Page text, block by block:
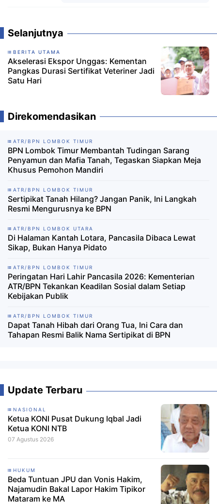
Selanjutnya
BERITA UTAMA
Akselerasi Ekspor Unggas: Kementan
Pangkas Durasi Sertifikat Veteriner Jadi
Satu Hari
Direkomendasikan
ATR/BPN LOMBOK TIMUR
BPN Lombok Timur Membantah Tudingan Sarang
Penyamun dan Mafia Tanah, Tegaskan Siapkan Meja
Khusus Pemohon Mandiri
ATR/BPN LOMBOK TIMUR
Sertipikat Tanah Hilang? Jangan Panik, Ini Langkah
Resmi Mengurusnya ke BPN
ATR/BPN LOMBOK UTARA
Di Halaman Kantah Lotara, Pancasila Dibaca Lewat
Sikap, Bukan Hanya Pidato
ATR/BPN LOMBOK TIMUR
Peringatan Hari Lahir Pancasila 2026: Kementerian
ATR/BPN Tekankan Keadilan Sosial dalam Setiap
Kebijakan Publik
ATR/BPN LOMBOK TIMUR
Dapat Tanah Hibah dari Orang Tua, Ini Cara dan
Tahapan Resmi Balik Nama Sertipikat di BPN
Update Terbaru
NASIONAL
Ketua KONI Pusat Dukung Iqbal Jadi
Ketua KONI NTB
07 Agustus 2026
HUKUM
Beda Tuntuan JPU dan Vonis Hakim,
Najamudin Bakal Lapor Hakim Tipikor
Mataram ke MA